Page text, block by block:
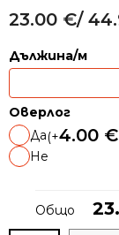
23.00 €/
Дължина/м
Оверлог
Да(+4.00 €
Не
Общо